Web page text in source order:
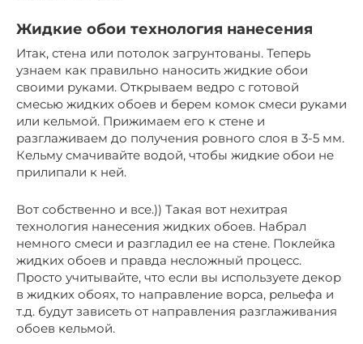
Жидкие обои технология нанесения
Итак, стена или потолок загрунтованы. Теперь
узнаем как правильно наносить жидкие обои
своими руками. Открываем ведро с готовой
смесью жидких обоев и берем комок смеси руками
или кельмой. Прижимаем его к стене и
разглаживаем до получения ровного слоя в 3-5 мм.
Кельму смачивайте водой, чтобы жидкие обои не
прилипали к ней.
Вот собственно и все.)) Такая вот нехитрая
технология нанесения жидких обоев. Набрал
немного смеси и разгладил ее на стене. Поклейка
жидких обоев и правда несложный процесс.
Просто учитывайте, что если вы используете декор
в жидких обоях, то направление ворса, рельефа и
т.д. будут зависеть от направления разглаживания
обоев кельмой.